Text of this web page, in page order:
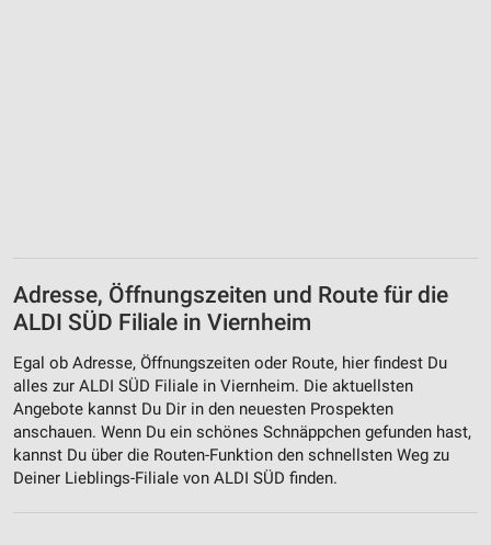
Adresse, Öffnungszeiten und Route für die
ALDI SÜD Filiale in Viernheim
Egal ob Adresse, Öffnungszeiten oder Route, hier findest Du
alles zur ALDI SÜD Filiale in Viernheim. Die aktuellsten
Angebote kannst Du Dir in den neuesten Prospekten
anschauen. Wenn Du ein schönes Schnäppchen gefunden hast,
kannst Du über die Routen-Funktion den schnellsten Weg zu
Deiner Lieblings-Filiale von ALDI SÜD finden.